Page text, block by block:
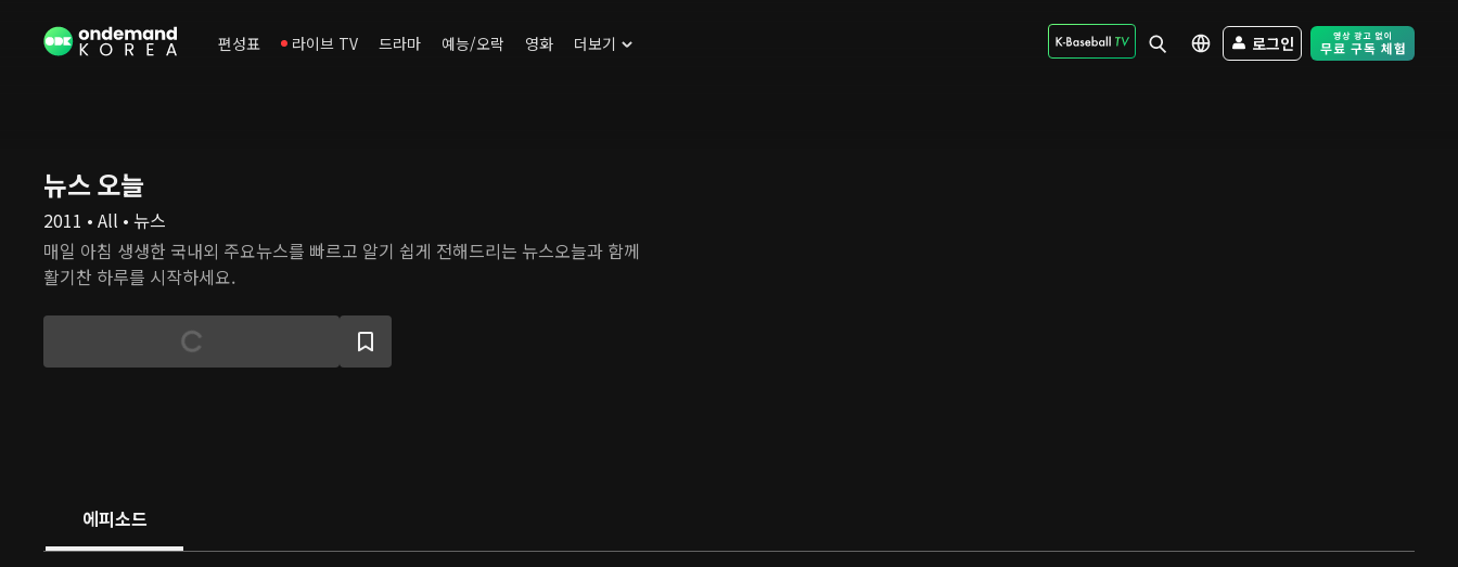
편성표 라이브 TV 드라마 예능/오락 영화 더보기 로그인 Free Trial -
뉴스 오늘
2011 • All • 뉴스
매일 아침 생생한 국내외 주요뉴스를 빠르고 알기 쉽게 전해드리는 뉴스오늘과 함께
활기찬 하루를 시작하세요.
에피소드